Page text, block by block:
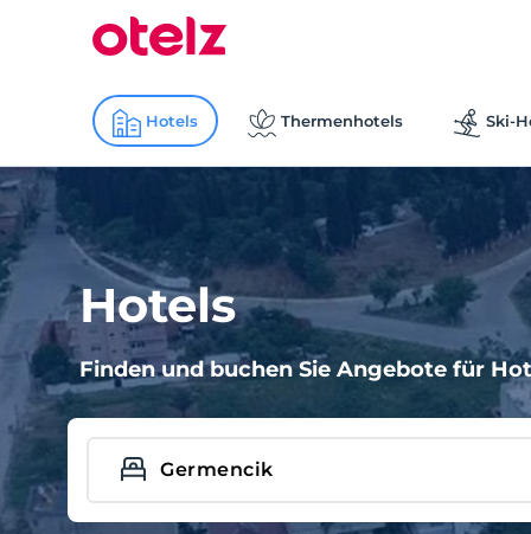
Hotels Thermenhotels Ski-
Hotels
Finden und buchen Sie Angebote für